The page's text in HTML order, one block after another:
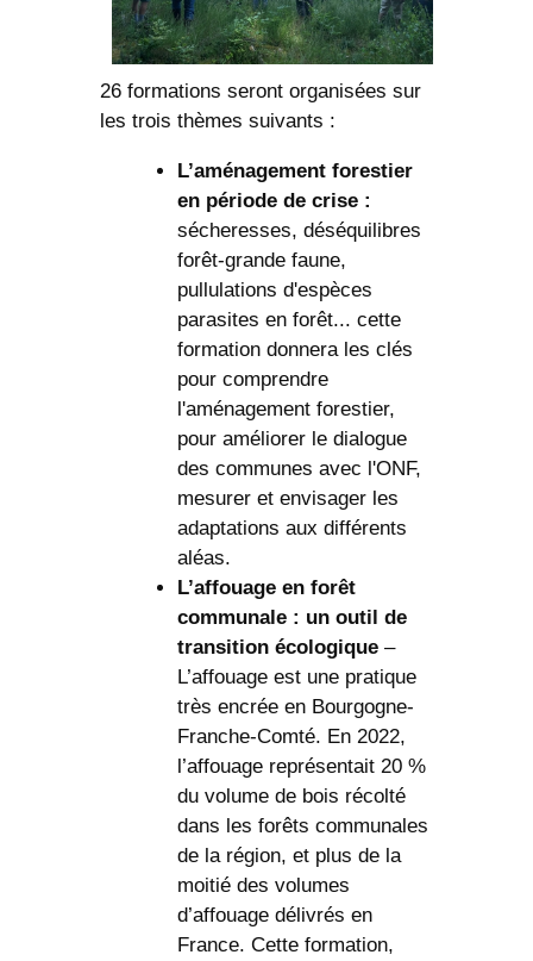
26 formations seront organisées sur
les trois thèmes suivants :
L’aménagement forestier
en période de crise :
sécheresses, déséquilibres
forêt-grande faune,
pullulations d'espèces
parasites en forêt... cette
formation donnera les clés
pour comprendre
l'aménagement forestier,
pour améliorer le dialogue
des communes avec l'ONF,
mesurer et envisager les
adaptations aux différents
aléas.
L’affouage en forêt
communale : un outil de
transition écologique –
L’affouage est une pratique
très encrée en Bourgogne-
Franche-Comté. En 2022,
l’affouage représentait 20 %
du volume de bois récolté
dans les forêts communales
de la région, et plus de la
moitié des volumes
d’affouage délivrés en
France. Cette formation,